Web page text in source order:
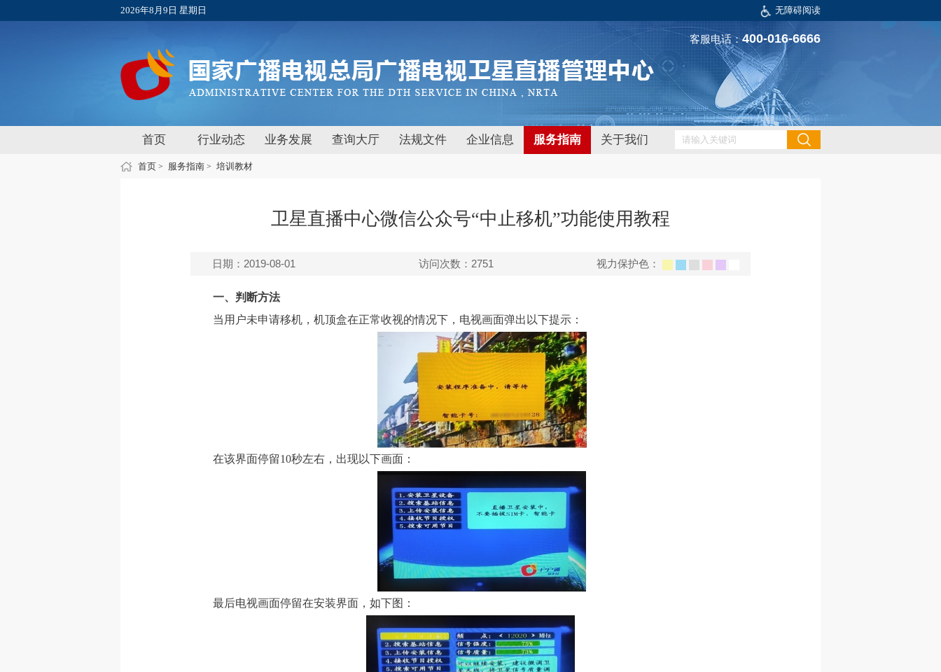
2026年8月9日 星期日 无障碍阅读
客服电话：400-016-6666
首页 行业动态 业务发展 查询大厅 法规文件 企业信息 服务指南 关于我们
首页 > 服务指南 > 培训教材
卫星直播中心微信公众号“中止移机”功能使用教程
日期：2019-08-01 访问次数： 2751 视力保护色：
一、判断方法
当用户未申请移机，机顶盒在正常收视的情况下，电视画面弹出以下提示：
在该界面停留10秒左右，出现以下画面：
最后电视画面停留在安装界面，如下图：